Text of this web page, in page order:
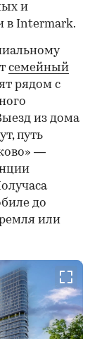
и
в Intermark.
семейный
рядом с
из дома
путь
—
до
или